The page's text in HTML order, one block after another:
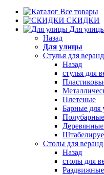
Все товары
СКИДКИ
Для
Назад
Для улицы
Стулья для веранд
Назад
стулья для
Плетеные
Барные для
Полубарные
Деревянные
Столы для веранд
Назад
столы для